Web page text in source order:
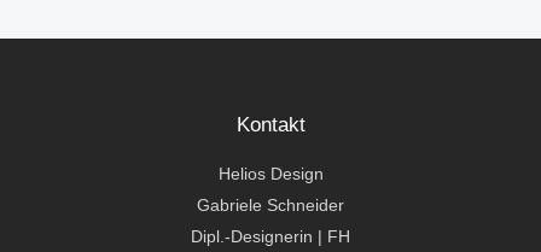
Kontakt
Helios Design
Gabriele Schneider
Dipl.-Designerin | FH